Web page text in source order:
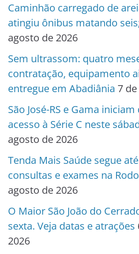
Caminhão carregado de
atingiu ônibus matando
agosto de 2026
Sem ultrassom: quatro
contratação, equipamento
entregue em Abadiânia 7
São José-RS e Gama
acesso à Série C neste
agosto de 2026
Tenda Mais Saúde segue
consultas e exames na
agosto de 2026
O Maior São João do
sexta. Veja datas e atrações
2026